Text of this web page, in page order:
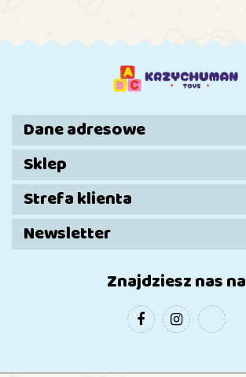
Dane adresowe
Sklep
Strefa klienta
Newsletter
Znajdziesz nas na